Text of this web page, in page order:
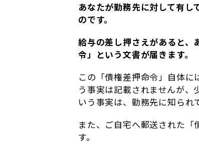
あなたが勤務先に対して有
のです。
給与の差し押さえがあると、
令」という文書が届きます。
この「債権差押命令」自体
う事実は記載されませんが、
いう事実は、勤務先に知られ
また、ご自宅へ郵送された「
す。